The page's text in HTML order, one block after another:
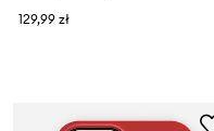
129,99 zł